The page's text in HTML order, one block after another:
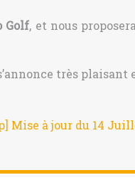
Golf, et nous
très plaisant
Mise à jour du 14